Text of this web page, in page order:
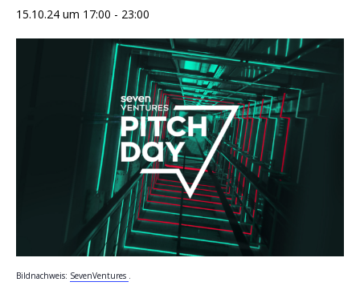
15.10.24 um 17:00 - 23:00
Bildnachweis: SevenVentures .